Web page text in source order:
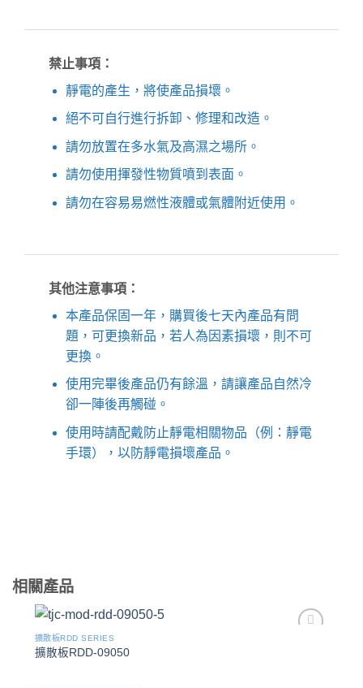
禁止事項：
靜電的產生，將使產品損壞。
絕不可自行進行拆卸、修理和改造。
請勿放置在多水氣及高濕之場所。
請勿使用揮發性物質噴到表面。
請勿在容易易燃性液體或氣體附近使用。
其他注意事項：
本產品保固一年，購買後七天內產品有問
題，可更換新品，若人為因素損壞，則不可
更換。
使用完畢後產品仍有餘溫，請讓產品自然冷
卻一陣後再觸碰。
使用時請配戴防止靜電相關物品（例：靜電
手環），以防靜電損壞產品。
相關產品
擴散板RDD SERIES
擴散板RDD-09050